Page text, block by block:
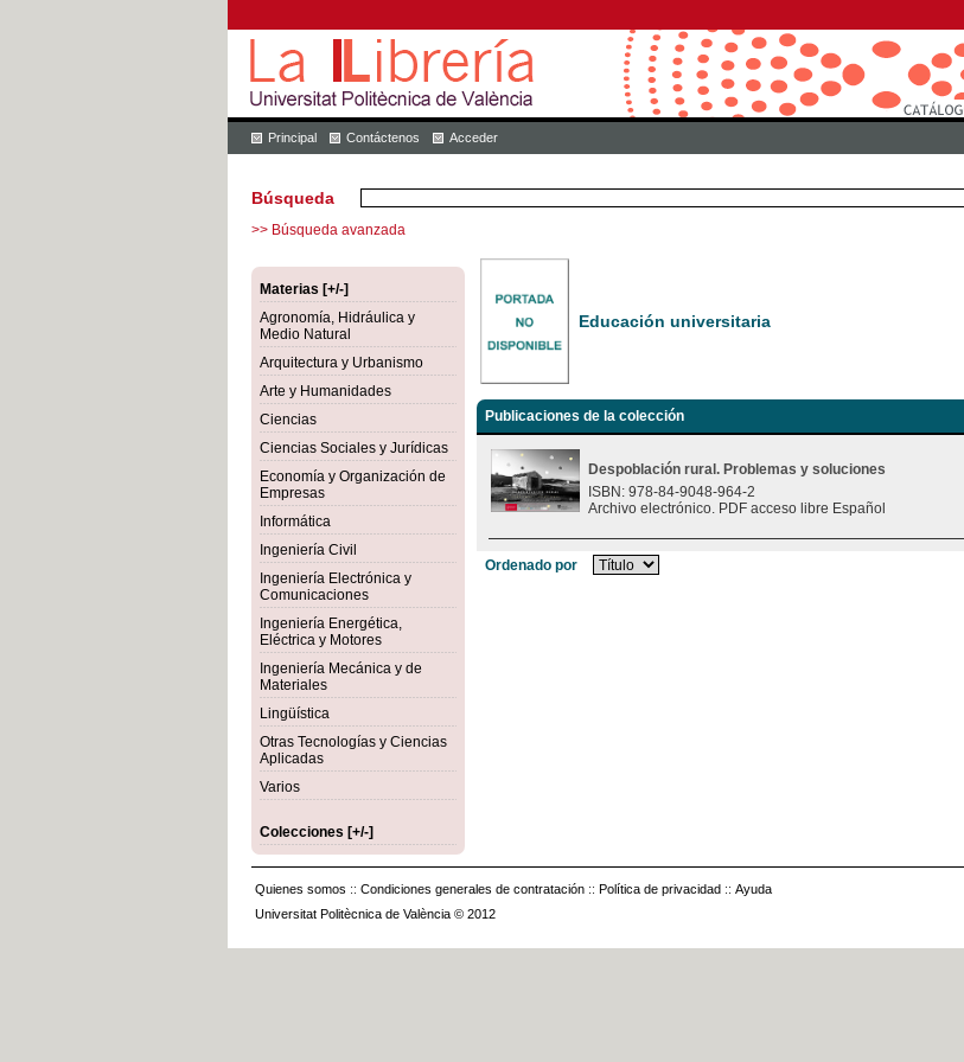
Principal Contáctenos Acceder
Búsqueda
>> Búsqueda avanzada
Materias [+/-]
Agronomía, Hidráulica y
Medio Natural
Arquitectura y Urbanismo
Arte y Humanidades
Ciencias
Ciencias Sociales y Jurídicas
Economía y Organización de
Empresas
Informática
Ingeniería Civil
Ingeniería Electrónica y
Comunicaciones
Ingeniería Energética,
Eléctrica y Motores
Ingeniería Mecánica y de
Materiales
Lingüística
Otras Tecnologías y Ciencias
Aplicadas
Varios
Colecciones [+/-]
Educación universitaria
Publicaciones de la colección
Despoblación rural. Problemas y soluciones
ISBN: 978-84-9048-964-2
Archivo electrónico. PDF acceso libre Español
Ordenado por
Quienes somos :: Condiciones generales de contratación :: Política de privacidad :: Ayuda
Universitat Politècnica de València © 2012